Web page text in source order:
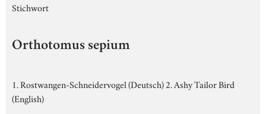
Stichwort
Orthotomus sepium
1. Rostwangen-Schneidervogel (Deutsch) 2. Ashy Tailor Bird
(English)